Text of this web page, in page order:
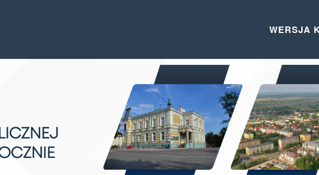
WERSJA